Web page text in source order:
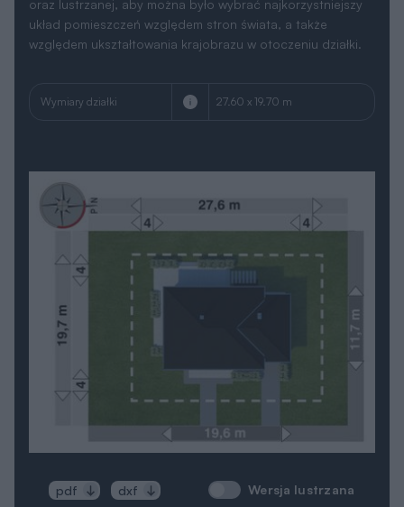
oraz lustrzanej, aby można było wybrać najkorzystniejszy
układ pomieszczeń względem stron świata, a także
względem ukształtowania krajobrazu w otoczeniu działki.
Wymiary działki 27.60 x 19.70 m
pdf dxf Wersja lustrzana